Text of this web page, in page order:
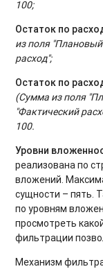
100;
Остаток по
из поля
расход";
Остаток по
(Сумма из поля
"Фактический
100.
Уровни
реализована по
вложений.
сущности – пять.
по уровням
просмотреть
фильтрации
Механизм